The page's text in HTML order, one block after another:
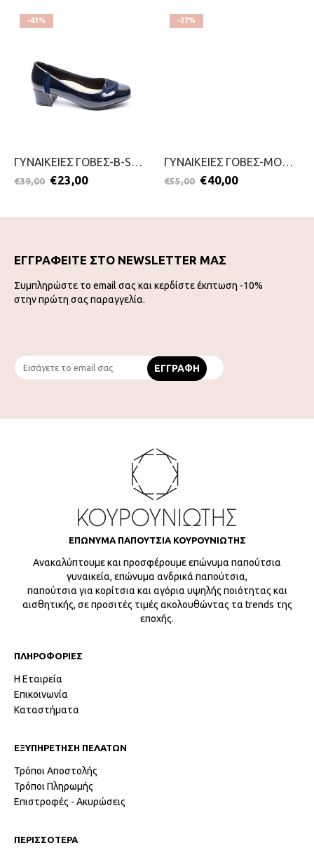
-41%
ΓΥΝΑΙΚΕΙΕΣ ΓΟΒΕΣ-B-SOFT-2111-0154-ΜΠΛΕ
€39,00 €23,00
-27%
ΓΥΝΑΙΚΕΙΕΣ ΓΟΒΕΣ-MODA BELLA-2111-0364-ΚΑΦΕ
€55,00 €40,00
ΕΓΓΡΑΦΕΙΤΕ ΣΤΟ NEWSLETTER ΜΑΣ
Συμπληρώστε το email σας και κερδίστε έκπτωση -10%
στην πρώτη σας παραγγελία.
ΕΠΩΝΥΜΑ ΠΑΠΟΥΤΣΙΑ ΚΟΥΡΟΥΝΙΩΤΗΣ
Ανακαλύπτουμε και προσφέρουμε επώνυμα παπούτσια
γυναικεία, επώνυμα ανδρικά παπούτσια,
παπούτσια για κορίτσια και αγόρια υψηλής ποιότητας και
αισθητικής, σε προσιτές τιμές ακολουθώντας τα trends της
εποχής.
ΠΛΗΡΟΦΟΡΙΕΣ
Η Εταιρεία
Επικοινωνία
Καταστήματα
ΕΞΥΠΗΡΕΤΗΣΗ ΠΕΛΑΤΩΝ
Τρόποι Αποστολής
Τρόποι Πληρωμής
Επιστροφές - Ακυρώσεις
ΠΕΡΙΣΣΟΤΕΡΑ